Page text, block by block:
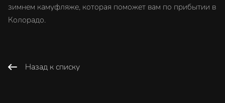
зимнем камуфляже, которая поможет вам по прибытии в
Колорадо.
Назад к списку